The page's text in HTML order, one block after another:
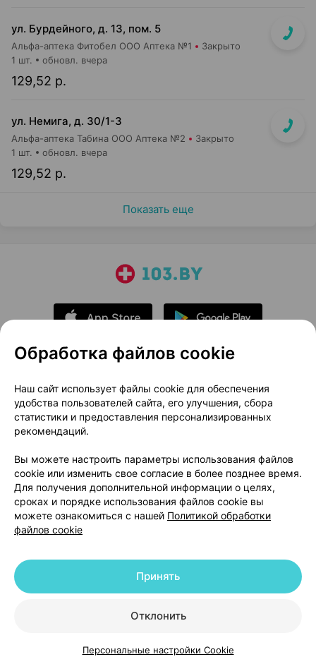
КаталогКорзинаИзбранноеПрофиль
ул. Бурдейного, д. 13, пом. 5
Альфа-аптека Фитобел ООО Аптека №1 Закрыто
129,52 р.
1 шт. обновл. вчера
ул. Немига, д. 30/1-3
Альфа-аптека Табина ООО Аптека №2 Закрыто
129,52 р.
1 шт. обновл. вчера
Показать еще
О проекте
Новости проекта
Размещение рекламы
Медицинский маркетинг
Публичный договор
Доставка
Способы оплаты
Вакансии
Партнеры
Написать руководителю 103.by
Написать в поддержку
Персональные настройки Cookie
© 2026 ООО «Артокс Лаб», УНП 191700409 | 220012, Республика Беларусь,
+375 291212755
Обработка файлов cookie
Наш сайт использует файлы cookie для обеспечения
удобства пользователей сайта, его улучшения, сбора
статистики и предоставления персонализированных
рекомендаций.
Вы можете настроить параметры использования файлов
cookie или изменить свое согласие в более позднее время.
Для получения дополнительной информации о целях,
сроках и порядке использования файлов cookie вы
можете ознакомиться с нашей Политикой обработки
файлов cookie
Отклонить
Принять
Персональные настройки Cookie